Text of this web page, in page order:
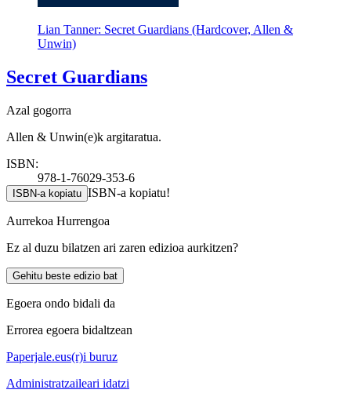
Lian Tanner: Secret Guardians (Hardcover, Allen &
Unwin)
Secret Guardians
Azal gogorra
Allen & Unwin(e)k argitaratua.
ISBN:
978-1-76029-353-6
ISBN-a kopiatu ISBN-a kopiatu!
Aurrekoa Hurrengoa
Ez al duzu bilatzen ari zaren edizioa aurkitzen?
Gehitu beste edizio bat
Egoera ondo bidali da
Errorea egoera bidaltzean
Paperjale.eus(r)i buruz
Administratzaileari idatzi